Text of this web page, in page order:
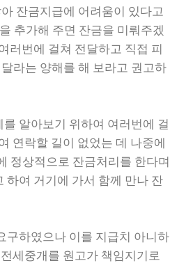
잔금지급에 어려움이 있다고
추가해 주면 잔금을 미뤄주겠
러번에 걸쳐 전달하고 직접 피
라는 양해를 해 보라고 권고하
알아보기 위하여 여러번에 걸
연락할 길이 없었는 데 나중에
정상적으로 잔금처리를 한다며
하여 거기에 가서 함께 만나 잔
구하였으나 이를 지급치 아니하
세중개를 원고가 책임지기로